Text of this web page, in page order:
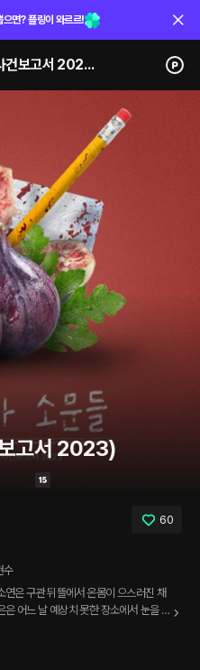
으면? 플링이 와르르!
무화과와 소문들 (사건보고서 2023)
고서 2023)
60
수
은 구관 뒤뜰에서 온몸이 으스러진 채
어느 날 예상치 못한 장소에서 눈을 뜨
던 해로운 소문과 그것을 관통해온 아이